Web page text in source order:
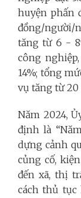
huyện phấn
đồng/
tăng từ 6 -
công
14%; tổng
vụ tăng từ
Năm 2024,
định là
dựng cảnh
củng cố,
đến xã, thị
cách thủ tục